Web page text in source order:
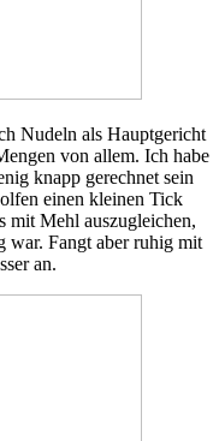
Nudeln als Hauptgericht
von allem. Ich habe
knapp gerechnet sein
einen kleinen Tick
mit Mehl auszugleichen,
war. Fangt aber ruhig mit
an.